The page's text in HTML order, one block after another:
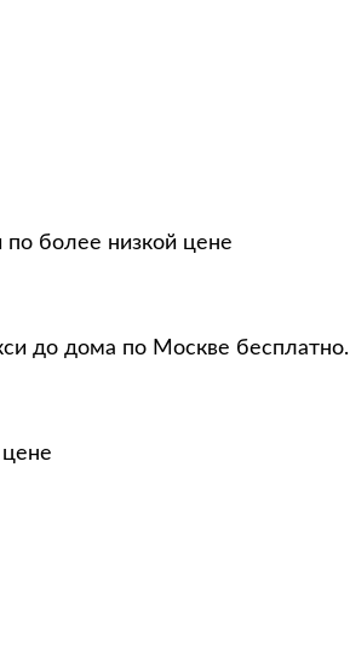
по более низкой цене
до дома по Москве бесплатно.